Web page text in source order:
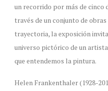
un recorrido por más de cinco
través de un conjunto de
trayectoria, la exposición
universo pictórico de un
que entendemos la pintura.
Helen Frankenthaler (1928-